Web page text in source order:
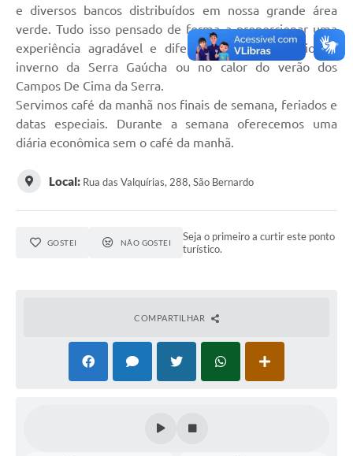
Plano de Saneamento
Combate ao Coronavírus
Devedores de ICMS/IPVA.
Contas Públicas
Publicações Legais
Despesas por órgãos
Relatório de gestão fiscal
e diversos bancos distribuídos em nossa grande área
verde. Tudo isso pensado de forma a proporcionar uma
experiência agradável e diferenciada, seja no frio do
inverno da Serra Gaúcha ou no calor do verão dos
Campos De Cima da Serra.
Servimos café da manhã nos finais de semana, feriados e
datas especiais. Durante a semana oferecemos uma
diária econômica sem o café da manhã.
Local: Rua das Valquírias, 288, São Bernardo
GOSTEI NÃO GOSTEI
Seja o primeiro a curtir este ponto
turístico.
COMPARTILHAR